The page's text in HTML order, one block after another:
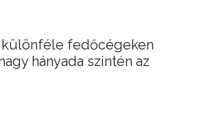
különféle fedőcégeken
hányada szintén az